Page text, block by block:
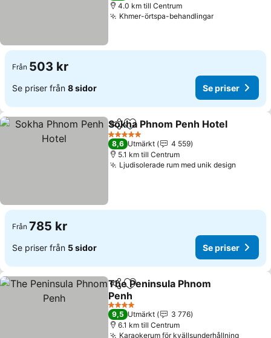
4.0 km till Centrum
Khmer-örtspa-behandlingarSe priser
Från 503 kr
Se priser från 8 sidor Se priser
Dela Lägg till i Mina Favoriter
Sokha Phnom Penh Hotel
5 Stjärnor
8,6 Utmärkt
4 559
5.1 km till Centrum
Ljudisolerade rum med unik design
Från 785 kr
Se priser från 5 sidor Se priser
Dela Lägg till i Mina Favoriter
The Peninsula Phnom
Penh
Se priser
4 Stjärnor
9,5 Utmärkt
3 776
6.1 km till Centrum
Karaokerum för kvällsunderhållning